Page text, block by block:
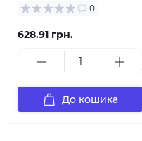
0
628.91 грн.
До кошика